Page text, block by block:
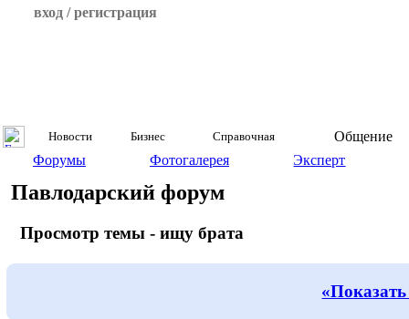
вход / регистрация
Новости Бизнес Справочная
Общение
Форумы
Фотогалерея Эксперт
Павлодарский форум
Просмотр темы - ищу брата